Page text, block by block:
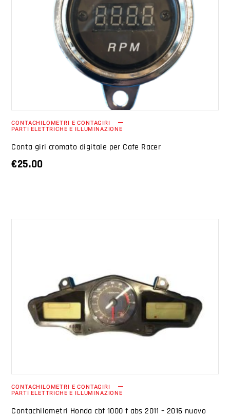
AGGIUNGI AL CARRELLO
CONTACHILOMETRI E CONTAGIRI
PARTI ELETTRICHE E ILLUMINAZIONE
Conta giri cromato digitale per Cafe Racer
€25.00
AGGIUNGI AL CARRELLO
CONTACHILOMETRI E CONTAGIRI
PARTI ELETTRICHE E ILLUMINAZIONE
Contachilometri Honda cbf 1000 f abs 2011 – 2016 nuovo